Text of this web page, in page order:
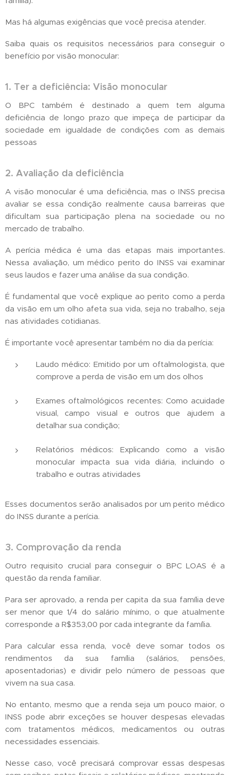
Mas há algumas exigências que você precisa atender.
Saiba quais os requisitos necessários para conseguir o
benefício por visão monocular:
1. Ter a deficiência: Visão monocular
O BPC também é destinado a quem tem alguma
deficiência de longo prazo que impeça de participar da
sociedade em igualdade de condições com as demais
pessoas
2. Avaliação da deficiência
A visão monocular é uma deficiência, mas o INSS precisa
avaliar se essa condição realmente causa barreiras que
dificultam sua participação plena na sociedade ou no
mercado de trabalho.
A perícia médica é uma das etapas mais importantes.
Nessa avaliação, um médico perito do INSS vai examinar
seus laudos e fazer uma análise da sua condição.
É fundamental que você explique ao perito como a perda
da visão em um olho afeta sua vida, seja no trabalho, seja
nas atividades cotidianas.
É importante você apresentar também no dia da perícia:
Laudo médico: Emitido por um oftalmologista, que
comprove a perda de visão em um dos olhos
Exames oftalmológicos recentes: Como acuidade
visual, campo visual e outros que ajudem a
detalhar sua condição;
Relatórios médicos: Explicando como a visão
monocular impacta sua vida diária, incluindo o
trabalho e outras atividades
Esses documentos serão analisados por um perito médico
do INSS durante a perícia.
3. Comprovação da renda
Outro requisito crucial para conseguir o BPC LOAS é a
questão da renda familiar.
Para ser aprovado, a renda per capita da sua família deve
ser menor que 1/4 do salário mínimo, o que atualmente
corresponde a R$353,00 por cada integrante da família.
Para calcular essa renda, você deve somar todos os
rendimentos da sua família (salários, pensões,
aposentadorias) e dividir pelo número de pessoas que
vivem na sua casa.
No entanto, mesmo que a renda seja um pouco maior, o
INSS pode abrir exceções se houver despesas elevadas
com tratamentos médicos, medicamentos ou outras
necessidades essenciais.
Nesse caso, você precisará comprovar essas despesas